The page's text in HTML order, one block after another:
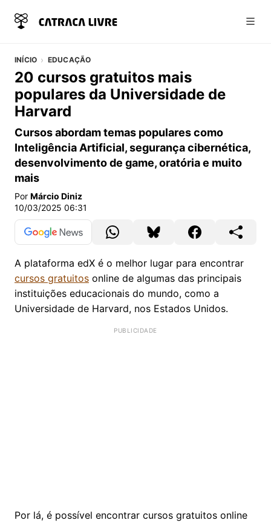
INÍCIO EDUCAÇÃO
20 cursos gratuitos mais
populares da Universidade de
Harvard
Cursos abordam temas populares como
Inteligência Artificial, segurança cibernética,
desenvolvimento de game, oratória e muito
mais
Por Márcio Diniz
10/03/2025 06:31
A plataforma edX é o melhor lugar para encontrar
cursos gratuitos online de algumas das principais
instituições educacionais do mundo, como a
Universidade de Harvard, nos Estados Unidos.
Por lá, é possível encontrar cursos gratuitos online